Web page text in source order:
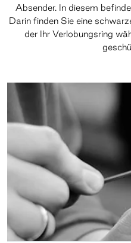
Absender. In diesem
Darin finden Sie eine
der Ihr Verlobungsring